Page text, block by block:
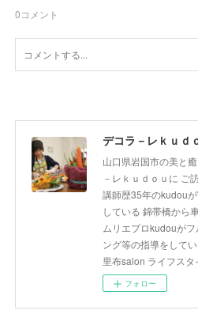
0コメント
デコラ－レｋｕｄ
山口県岩国市の美と
－レｋｕｄｏｕに ご
講師歴35年のkudou
している 錦帯橋から
ムリエプロkudouが
ング等の指導をして
里布salon ライフス
フォロー